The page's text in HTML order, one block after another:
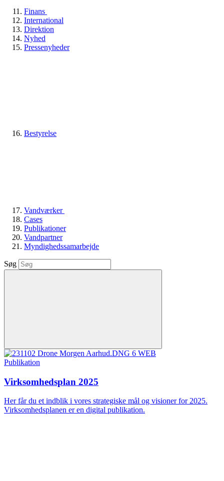
Finans
International
Direktion
Nyhed
Pressenyheder
Bestyrelse
Vandværker
Cases
Publikationer
Vandpartner
Myndighedssamarbejde
Søg
Publikation
Virksomhedsplan 2025
Her får du et indblik i vores strategiske mål og visioner for 2025.
Virksomhedsplanen er en digital publikation.